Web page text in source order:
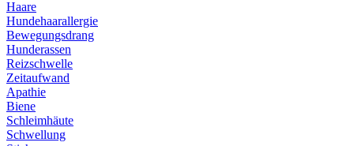
Haare
Hundehaarallergie
Bewegungsdrang
Hunderassen
Reizschwelle
Zeitaufwand
Apathie
Biene
Schleimhäute
Schwellung